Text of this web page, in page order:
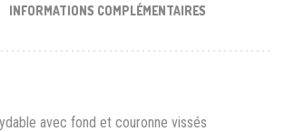
INFORMATIONS COMPLÉMENTAIRES
avec fond et couronne vissés